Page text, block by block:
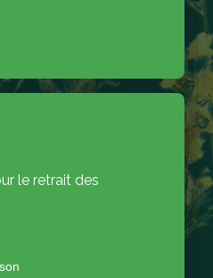
le retrait des